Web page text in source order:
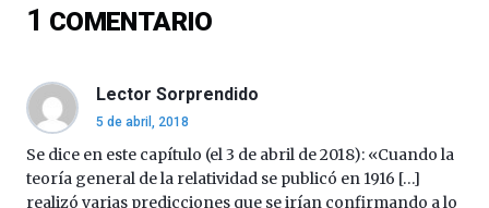
de
de
octubre.
La
iniciativa,
organizada
1 COMENTARIO
Lector Sorprendido
5 de abril, 2018
Se dice en este capítulo (el 3 de abril de 2018): «Cuando la
teoría general de la relatividad se publicó en 1916 […]
realizó varias predicciones que se irían confirmando a lo